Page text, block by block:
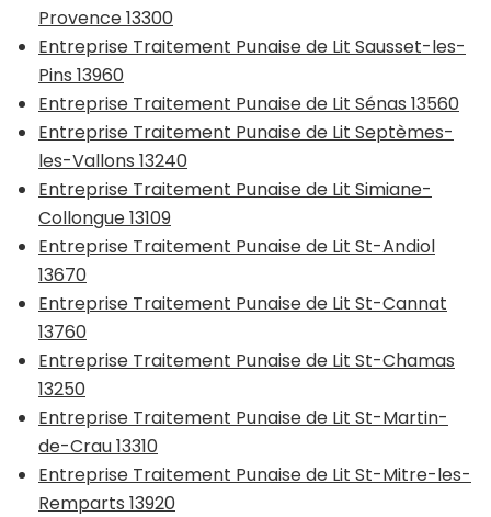
Provence 13300
Entreprise Traitement Punaise de Lit Sausset-les-
Pins 13960
Entreprise Traitement Punaise de Lit Sénas 13560
Entreprise Traitement Punaise de Lit Septèmes-
les-Vallons 13240
Entreprise Traitement Punaise de Lit Simiane-
Collongue 13109
Entreprise Traitement Punaise de Lit St-Andiol
13670
Entreprise Traitement Punaise de Lit St-Cannat
13760
Entreprise Traitement Punaise de Lit St-Chamas
13250
Entreprise Traitement Punaise de Lit St-Martin-
de-Crau 13310
Entreprise Traitement Punaise de Lit St-Mitre-les-
Remparts 13920